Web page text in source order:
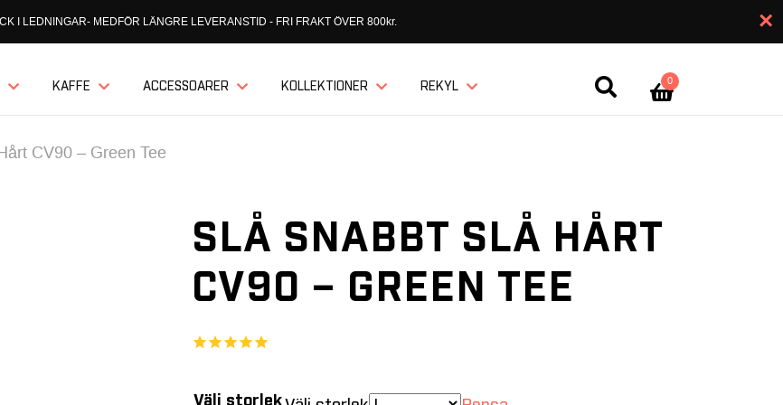
I LEDNINGAR- MEDFÖR LÄNGRE LEVERANSTID - FRI FRAKT ÖVER 800kr. ×
KAFFE ACCESSOARER KOLLEKTIONER REKYL 0
CV90 – Green Tee
SLÅ SNABBT SLÅ HÅRT
CV90 – GREEN TEE
Välj storlek